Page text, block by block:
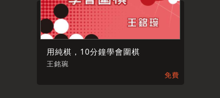
用純棋，10分鐘學會圍棋
王銘琬
免費